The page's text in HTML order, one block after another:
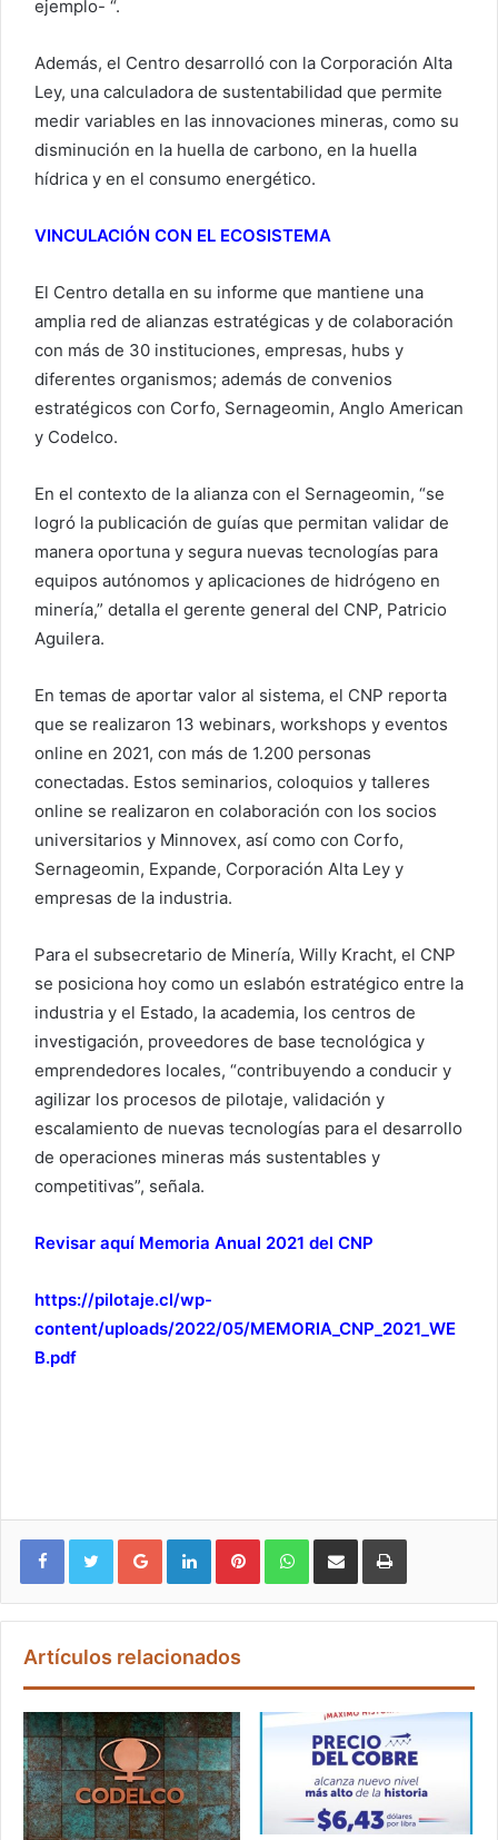
ejemplo- “.
Además, el Centro desarrolló con la Corporación Alta
Ley, una calculadora de sustentabilidad que permite
medir variables en las innovaciones mineras, como su
disminución en la huella de carbono, en la huella
hídrica y en el consumo energético.
VINCULACIÓN CON EL ECOSISTEMA
El Centro detalla en su informe que mantiene una
amplia red de alianzas estratégicas y de colaboración
con más de 30 instituciones, empresas, hubs y
diferentes organismos; además de convenios
estratégicos con Corfo, Sernageomin, Anglo American
y Codelco.
En el contexto de la alianza con el Sernageomin, “se
logró la publicación de guías que permitan validar de
manera oportuna y segura nuevas tecnologías para
equipos autónomos y aplicaciones de hidrógeno en
minería,” detalla el gerente general del CNP, Patricio
Aguilera.
En temas de aportar valor al sistema, el CNP reporta
que se realizaron 13 webinars, workshops y eventos
online en 2021, con más de 1.200 personas
conectadas. Estos seminarios, coloquios y talleres
online se realizaron en colaboración con los socios
universitarios y Minnovex, así como con Corfo,
Sernageomin, Expande, Corporación Alta Ley y
empresas de la industria.
Para el subsecretario de Minería, Willy Kracht, el CNP
se posiciona hoy como un eslabón estratégico entre la
industria y el Estado, la academia, los centros de
investigación, proveedores de base tecnológica y
emprendedores locales, “contribuyendo a conducir y
agilizar los procesos de pilotaje, validación y
escalamiento de nuevas tecnologías para el desarrollo
de operaciones mineras más sustentables y
competitivas”, señala.
Revisar aquí Memoria Anual 2021 del CNP
https://pilotaje.cl/wp-
content/uploads/2022/05/MEMORIA_CNP_2021_WE
B.pdf
Google+ LinkedIn Pinterest WhatsApp
Artículos relacionados